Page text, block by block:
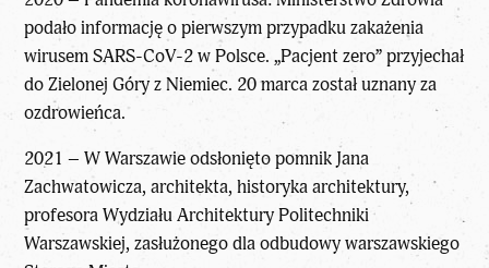
podało informację o pierwszym przypadku zakażenia
wirusem SARS-CoV-2 w Polsce. „Pacjent zero” przyjechał
do Zielonej Góry z Niemiec. 20 marca został uznany za
ozdrowieńca.
2021 – W Warszawie odsłonięto pomnik Jana
Zachwatowicza, architekta, historyka architektury,
profesora Wydziału Architektury Politechniki
Warszawskiej, zasłużonego dla odbudowy warszawskiego